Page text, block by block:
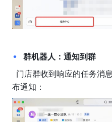
群机器人：通知到群
布通知：